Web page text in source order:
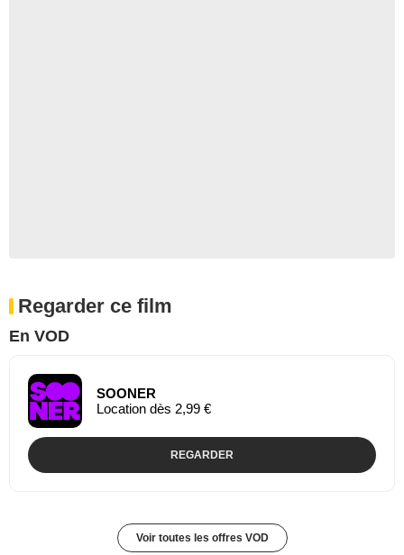
Regarder ce film
En VOD
SOONER
Location dès 2,99 €
REGARDER
Voir toutes les offres VOD